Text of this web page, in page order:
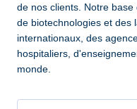
de nos clients. Notre
de biotechnologies et des
internationaux, des
hospitaliers,
monde.